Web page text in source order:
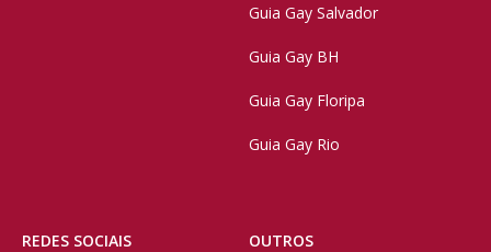
Guia Gay Salvador
Guia Gay BH
Guia Gay Floripa
Guia Gay Rio
REDES SOCIAIS OUTROS